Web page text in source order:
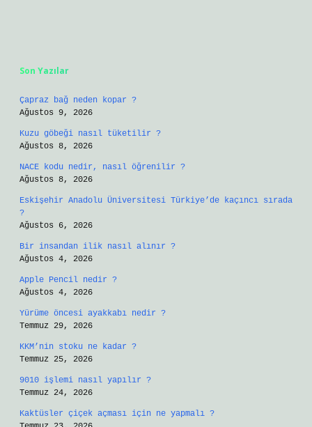
Son Yazılar
Çapraz bağ neden kopar ?
Ağustos 9, 2026
Kuzu göbeği nasıl tüketilir ?
Ağustos 8, 2026
NACE kodu nedir, nasıl öğrenilir ?
Ağustos 8, 2026
Eskişehir Anadolu Üniversitesi Türkiye’de kaçıncı sırada
?
Ağustos 6, 2026
Bir insandan ilik nasıl alınır ?
Ağustos 4, 2026
Apple Pencil nedir ?
Ağustos 4, 2026
Yürüme öncesi ayakkabı nedir ?
Temmuz 29, 2026
KKM’nin stoku ne kadar ?
Temmuz 25, 2026
9010 işlemi nasıl yapılır ?
Temmuz 24, 2026
Kaktüsler çiçek açması için ne yapmalı ?